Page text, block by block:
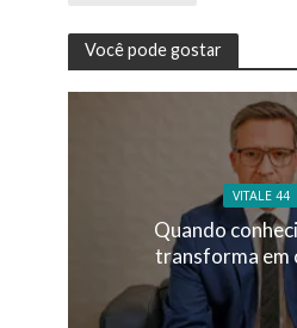
Você pode gostar
VITALE 44
Quando
transforma em